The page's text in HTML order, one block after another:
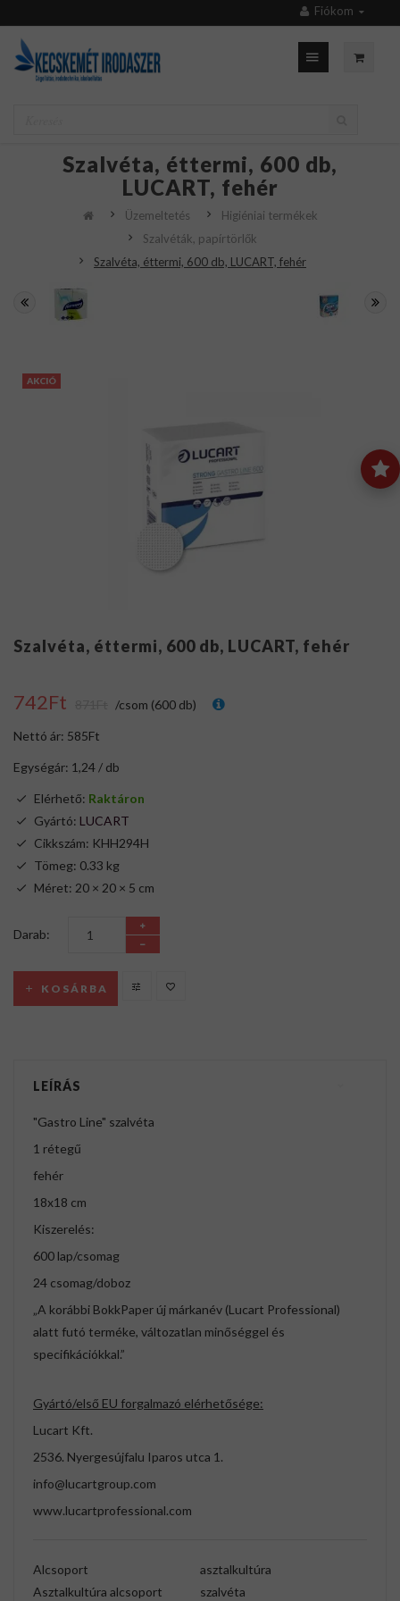
Fiókom
Szalvéta, éttermi, 600 db,
LUCART, fehér
Üzemeltetés
Higiéniai termékek
Szalvéták, papírtörlők
Szalvéta, éttermi, 600 db, LUCART, fehér
AKCIÓ
Szalvéta, éttermi, 600 db, LUCART, fehér
742Ft /csom (600 db)
Nettó ár: 585Ft
Egységár: 1,24 / db
Elérhető: Raktáron
Gyártó: LUCART
Cikkszám: KHH294H
Tömeg: 0.33 kg
Méret: 20 × 20 × 5 cm
Darab:
KOSÁRBA
LEÍRÁS
"Gastro Line" szalvéta
1 rétegű
fehér
18x18 cm
Kiszerelés:
600 lap/csomag
24 csomag/doboz
„A korábbi BokkPaper új márkanév (Lucart Professional)
alatt futó terméke, változatlan minőséggel és
specifikációkkal.”
Gyártó/első EU forgalmazó elérhetősége:
Lucart Kft.
2536. Nyergesújfalu Iparos utca 1.
info@lucartgroup.com
www.lucartprofessional.com
Alcsoport
asztalkultúra
Asztalkultúra alcsoport
szalvéta